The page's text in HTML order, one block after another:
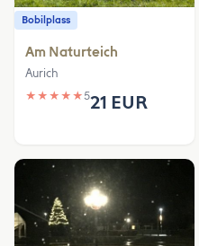
Bobilplass
Am Naturteich
Aurich
★ ★ ★ ★ ★521 EUR